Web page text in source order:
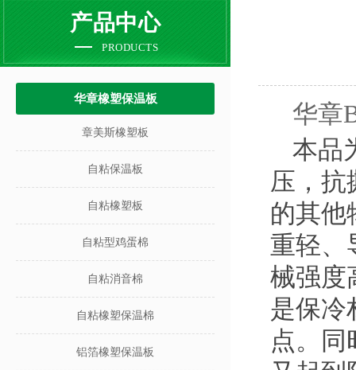
产品中心
PRODUCTS
华章橡塑保温板
章美斯橡塑板
自粘保温板
自粘橡塑板
自粘型鸡蛋棉
自粘消音棉
自粘橡塑保温棉
铝箔橡塑保温板
华章
本品
压，抗
的其他
重轻、
械强度
是保冷
点。